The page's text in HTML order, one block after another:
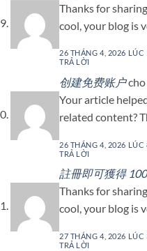
Thanks for
cool, your blog is
26 THÁNG 4, 2026
TRẢ LỜI
创建免费账户
Your article
related content?
26 THÁNG 4, 2026
TRẢ LỜI
註冊即可獲得
Thanks for
cool, your blog is
27 THÁNG 4, 2026 LÚC
TRẢ LỜI